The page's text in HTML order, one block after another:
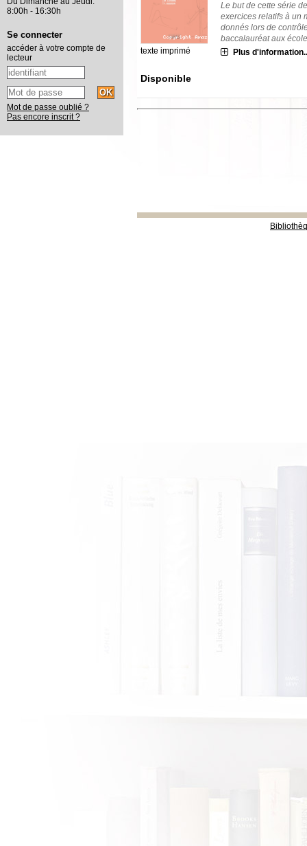
texte imprimé
Le but de cette série
exercices relatifs à un
donnés lors de
baccalauréat aux
Plus
Disponible
8:00h - 16:30h
Se connecter
accéder à votre compte de
lecteur
Mot de passe oublié ?
Pas encore inscrit ?